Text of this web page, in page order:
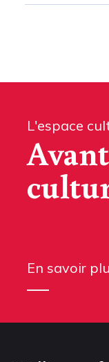
L'espace
En savoir